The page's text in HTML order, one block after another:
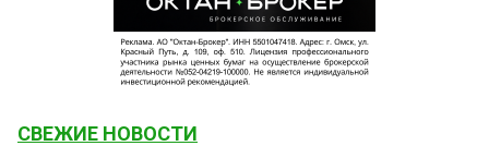
СВЕЖИЕ НОВОСТИ